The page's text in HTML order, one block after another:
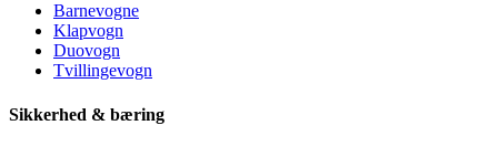
Barnevogne
Klapvogn
Duovogn
Tvillingevogn
Sikkerhed & bæring